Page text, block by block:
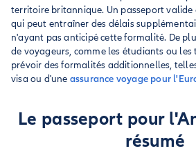
territoire britannique. Un passeport valide
qui peut entraîner des délais
n'ayant pas anticipé cette formalité. De
de voyageurs, comme les étudiants ou
prévoir des formalités additionnelles,
visa ou d'une assurance voyage pour
Le passeport pour
résumé